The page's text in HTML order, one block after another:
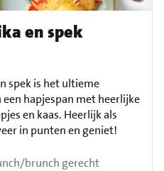
en spek
spek is het ultieme
hapjespan met heerlijke
en kaas. Heerlijk als
in punten en geniet!
brunch gerecht